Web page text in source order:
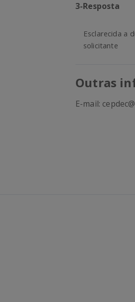
3-Resposta
Esclarecida a
solicitante
Outras
E-mail: